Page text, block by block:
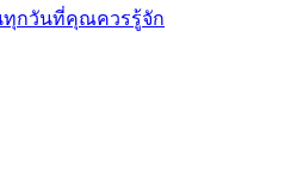
ทุกวันที่คุณควรรู้จัก